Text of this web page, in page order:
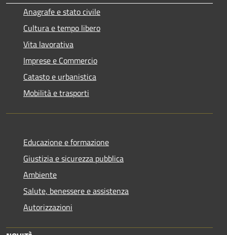
Anagrafe e stato civile
Cultura e tempo libero
Vita lavorativa
Imprese e Commercio
Catasto e urbanistica
Mobilità e trasporti
Educazione e formazione
Giustizia e sicurezza pubblica
Ambiente
Salute, benessere e assistenza
Autorizzazioni